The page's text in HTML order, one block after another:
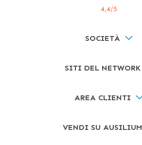
4,4/5
SOCIETÀ
SITI DEL NETWORK
AREA CLIENTI
VENDI SU AUSILIUM